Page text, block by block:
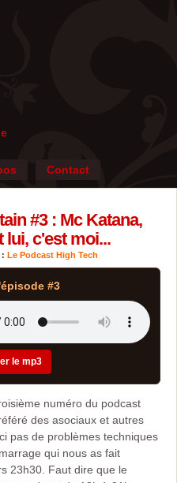
Contact
#3 : Mc Katana,
lui, c'est moi...
: Le Podcast High Tech
#3
le mp3
numéro du podcast
des asociaux et autres
pas de problèmes techniques
qui nous as fait
23h30. Faut dire que le